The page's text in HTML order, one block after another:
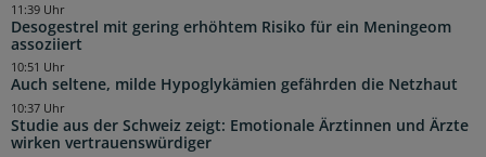
Desogestrel mit gering erhöhtem Risiko für ein Meningeom
assoziiert
11:39 Uhr
Auch seltene, milde Hypoglykämien gefährden die Netzhaut
10:51 Uhr
Studie aus der Schweiz zeigt: Emotionale Ärztinnen und Ärzte
wirken vertrauenswürdiger
10:37 Uhr